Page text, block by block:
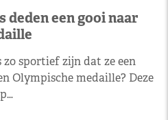
deden een gooi naar
zo sportief zijn dat ze een
Olympische medaille? Deze